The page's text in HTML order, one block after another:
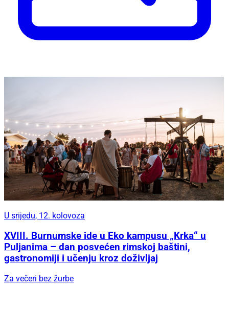
U srijedu, 12. kolovoza
XVIII. Burnumske ide u Eko kampusu „Krka“ u
Puljanima – dan posvećen rimskoj baštini,
gastronomiji i učenju kroz doživljaj
Za večeri bez žurbe